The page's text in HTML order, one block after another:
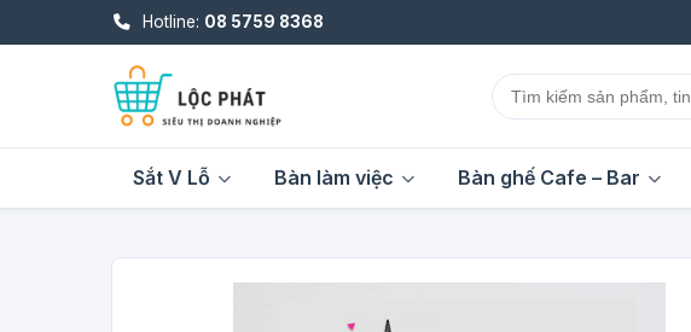
Hotline: 08 5759 8368
Sắt V Lỗ Bàn làm việc Bàn ghế Cafe – Bar